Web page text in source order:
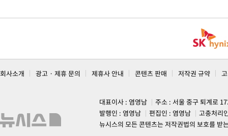
회사소개 광고 · 제휴 문의 제휴사 안내 콘텐츠 판매 저작권 규약
대표이사 : 염영남
주소 : 서울 중구 퇴계로
발행인 : 염영남
편집인 : 염영남
고충처리
뉴시스의 모든 콘텐츠는 저작권법의 보호를